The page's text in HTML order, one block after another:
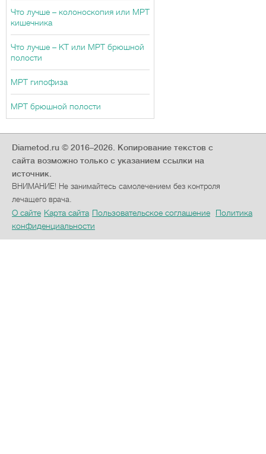
Что лучше – колоноскопия или МРТ
кишечника
Что лучше – КТ или МРТ брюшной
полости
МРТ гипофиза
МРТ брюшной полости
Diametod.ru © 2016–2026. Копирование текстов с
сайта возможно только с указанием ссылки на
источник.
ВНИМАНИЕ! Не занимайтесь самолечением без контроля
лечащего врача.
О сайте Карта сайта Пользовательское соглашение
Политика
конфиденциальности